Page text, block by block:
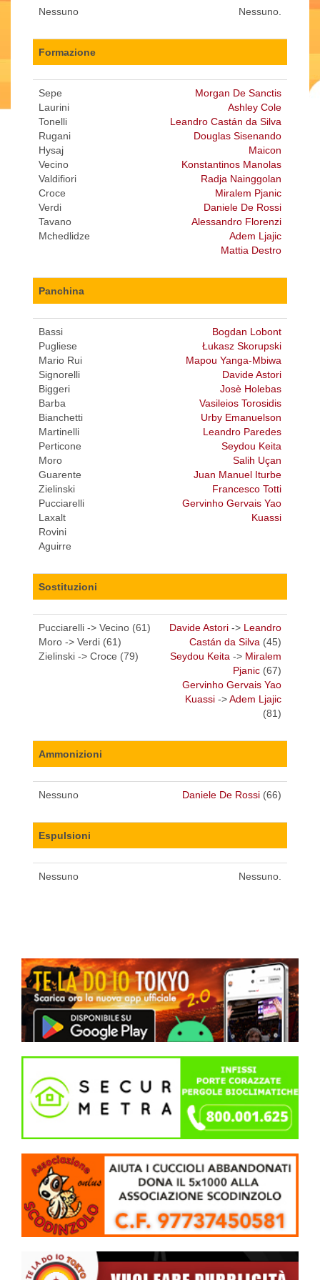
Nessuno Nessuno.
Formazione
Sepe
Laurini
Tonelli
Rugani
Hysaj
Vecino
Valdifiori
Croce
Verdi
Tavano
Mchedlidze
Morgan De Sanctis
Ashley Cole
Leandro Castán da Silva
Douglas Sisenando
Maicon
Konstantinos Manolas
Radja Nainggolan
Miralem Pjanic
Daniele De Rossi
Alessandro Florenzi
Adem Ljajic
Mattia Destro
Panchina
Bassi
Pugliese
Mario Rui
Signorelli
Biggeri
Barba
Bianchetti
Martinelli
Perticone
Moro
Guarente
Zielinski
Pucciarelli
Laxalt
Rovini
Aguirre
Bogdan Lobont
Łukasz Skorupski
Mapou Yanga-Mbiwa
Davide Astori
Josè Holebas
Vasileios Torosidis
Urby Emanuelson
Leandro Paredes
Seydou Keita
Salih Uçan
Juan Manuel Iturbe
Francesco Totti
Gervinho Gervais Yao
Kuassi
Sostituzioni
Pucciarelli -> Vecino (61)
Moro -> Verdi (61)
Zielinski -> Croce (79)
Davide Astori -> Leandro
Castán da Silva (45)
Seydou Keita -> Miralem
Pjanic (67)
Gervinho Gervais Yao
Kuassi ->Adem Ljajic
(81)
Ammonizioni
Nessuno Daniele De Rossi (66)
Espulsioni
Nessuno Nessuno.